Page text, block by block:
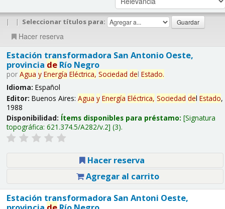
| | Seleccionar títulos para:
Hacer reserva
Estación transformadora San Antonio Oeste,
provincia deRío Negro
por Agua y Energía Eléctrica, Sociedad del Estado.
Idioma: Español
Editor: Buenos Aires: Agua y Energía Eléctrica, Sociedad del Estado,
1988
Disponibilidad: Ítems disponibles para préstamo: Signatura
topográfica: 621.374.5/A282/v.2 (3).
Hacer reserva
Agregar al carrito
Estación transformadora San Antoni Oeste,